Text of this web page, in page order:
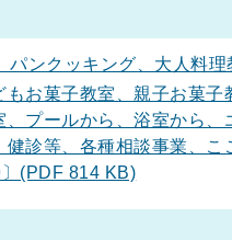
パンクッキング、大人料
お菓子教室、親子お菓
プールから、浴室から
健診等、各種相談事業、
(PDF 814 KB)